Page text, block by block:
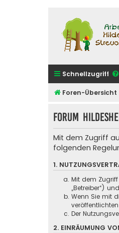
Schnellzugriff
Foren-Übersicht
Forum
Mit dem Zugriff
folgenden
1.
Mit dem
„Betreiber“)
Wenn Sie mit
Der
2. EINRÄUMUNG